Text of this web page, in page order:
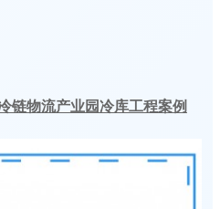
链物流产业园冷库工程案例